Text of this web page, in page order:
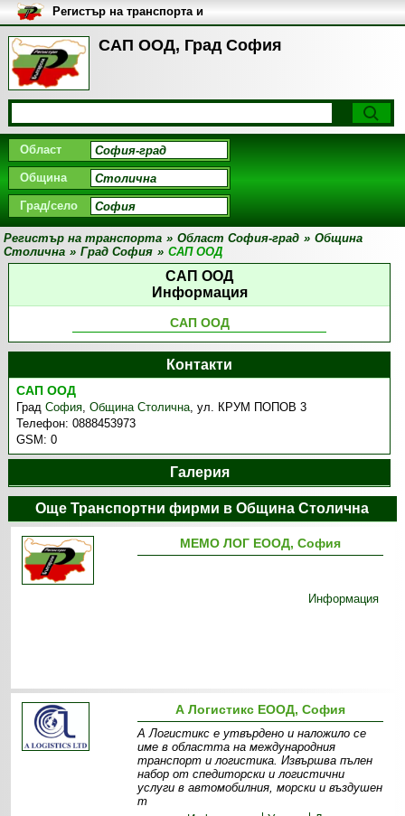
САП ООД, Град София
Регистър на транспорта и
транспортните фирми в
България
Област
Община
Град/село
Регистър на транспорта » Област София-град » Община
Столична » Град София » САП ООД
САП ООД
Информация
САП ООД
Контакти
САП ООД
ГрадСофия,Община Столична,ул. КРУМ ПОПОВ 3
Телефон:0888453973
GSM:0
Галерия
Още Транспортни фирми в Община Столична
МЕМО ЛОГ ЕООД, София
Информация
А Логистикс ЕООД, София
А Логистикс е утвърдено и наложило се
име в областта на международния
транспорт и логистика. Извършва пълен
набор от спедиторски и логистични
услуги в автомобилния, морски и въздушен
т